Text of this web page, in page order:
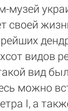
музей
своей
видов
вид
можно
I, а